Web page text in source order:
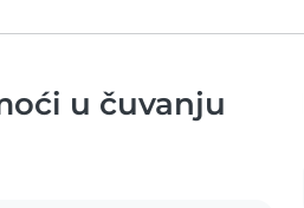
u čuvanju